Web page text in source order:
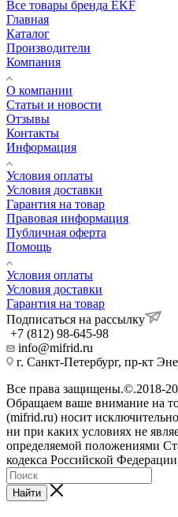
Все товары бренда EKF
Главная
Каталог
Производители
Компания
О компании
Статьи и новости
Отзывы
Контакты
Информация
Условия оплаты
Условия доставки
Гарантия на товар
Правовая информация
Публичная оферта
Помощь
Условия оплаты
Условия доставки
Гарантия на товар
Подписаться на рассылку
+7 (812) 98-645-98
info@mifrid.ru
г. Санкт-Петербург, пр-кт
Все права защищены.©.2018-
Обращаем ваше внимание на
(mifrid.ru) носит
ни при каких условиях не
определяемой положениями
кодекса Российской
Найти